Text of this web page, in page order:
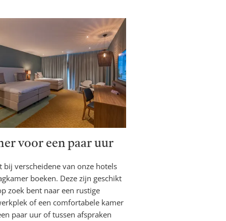
voor een paar uur
bij verscheidene van onze hotels
boeken. Deze zijn geschikt
zoek bent naar een rustige
of een comfortabele kamer
paar uur of tussen afspraken